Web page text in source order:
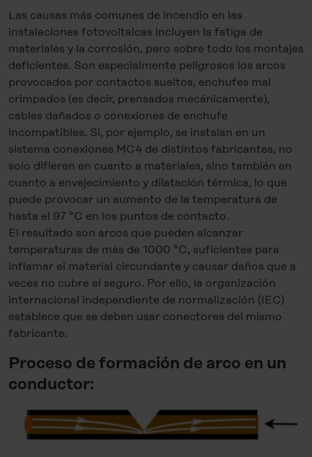
Las causas más comunes de incendio en las
instalaciones fotovoltaicas incluyen la fatiga de
materiales y la corrosión, pero sobre todo los montajes
deficientes. Son especialmente peligrosos los arcos
provocados por contactos sueltos, enchufes mal
crimpados (es decir, prensados mecánicamente),
cables dañados o conexiones de enchufe
incompatibles. Si, por ejemplo, se instalan en un
sistema conexiones MC4 de distintos fabricantes, no
solo difieren en cuanto a materiales, sino también en
cuanto a envejecimiento y dilatación térmica, lo que
puede provocar un aumento de la temperatura de
hasta el 97 °C en los puntos de contacto.
El resultado son arcos que pueden alcanzar
temperaturas de más de 1000 °C, suficientes para
inflamar el material circundante y causar daños que a
veces no cubre el seguro. Por ello, la organización
internacional independiente de normalización (IEC)
establece que se deben usar conectores del mismo
fabricante.
Proceso de formación de arco en un
conductor: